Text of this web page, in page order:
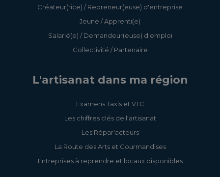
Créateur(rice) / Repreneur(euse) d'entreprise
Jeune / Apprenti(e)
Salarié(e) / Demandeur(euse) d'emploi
Collectivité / Partenaire
L'artisanat dans ma région
Examens Taxis et VTC
Les chiffres clés de l'artisanat
Les Répar'acteurs
La Route des Arts et Gourmandises
Entreprises à reprendre et locaux disponibles